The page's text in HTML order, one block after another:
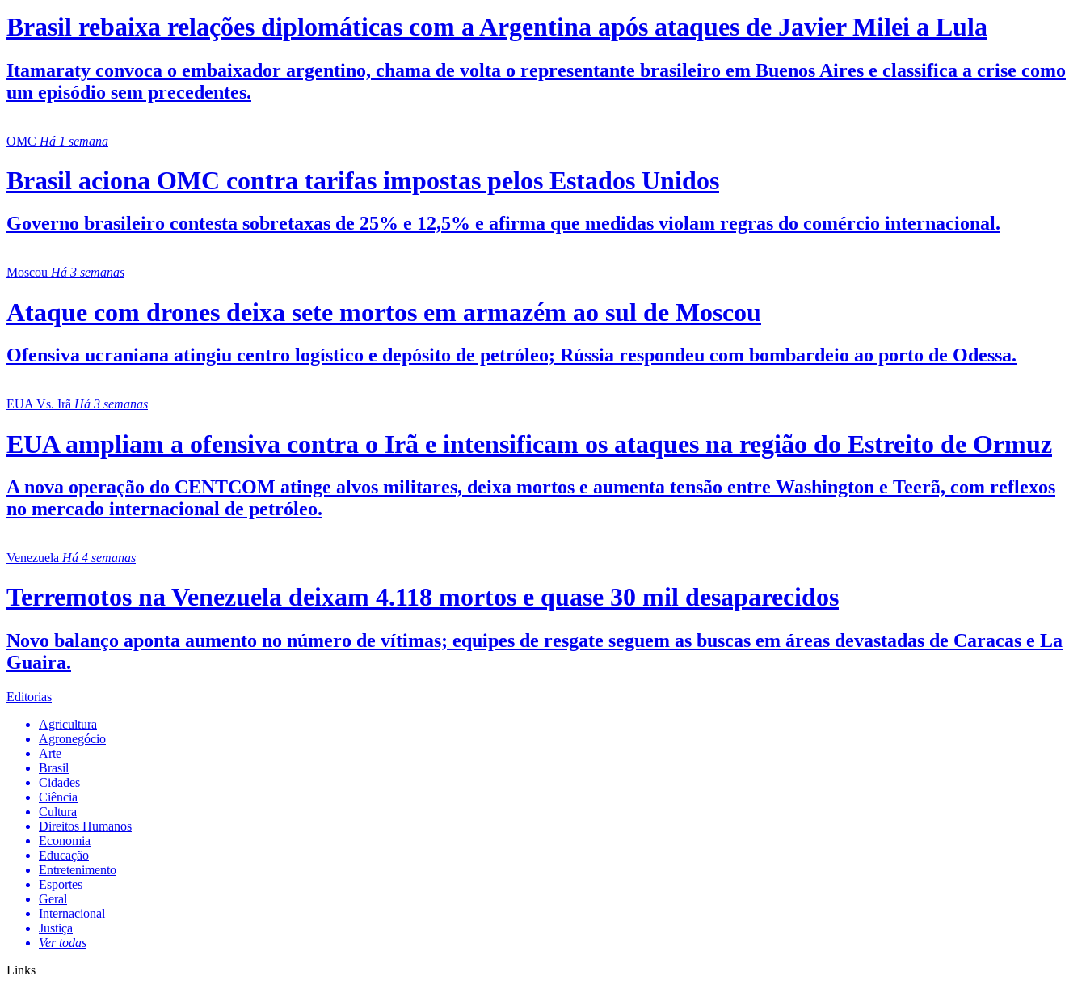
Brasil rebaixa relações diplomáticas com a Argentina após ataques de Javier Milei a Lula
Itamaraty convoca o embaixador argentino, chama de volta o representante brasileiro em Buenos Aires e classifica a crise como
um episódio sem precedentes.
OMC Há 1 semana
Brasil aciona OMC contra tarifas impostas pelos Estados Unidos
Governo brasileiro contesta sobretaxas de 25% e 12,5% e afirma que medidas violam regras do comércio internacional.
Moscou Há 3 semanas
Ataque com drones deixa sete mortos em armazém ao sul de Moscou
Ofensiva ucraniana atingiu centro logístico e depósito de petróleo; Rússia respondeu com bombardeio ao porto de Odessa.
EUA Vs. Irã Há 3 semanas
EUA ampliam a ofensiva contra o Irã e intensificam os ataques na região do Estreito de Ormuz
A nova operação do CENTCOM atinge alvos militares, deixa mortos e aumenta tensão entre Washington e Teerã, com reflexos
no mercado internacional de petróleo.
Venezuela Há 4 semanas
Terremotos na Venezuela deixam 4.118 mortos e quase 30 mil desaparecidos
Novo balanço aponta aumento no número de vítimas; equipes de resgate seguem as buscas em áreas devastadas de Caracas e La
Guaira.
Editorias
Agricultura
Agronegócio
Arte
Brasil
Cidades
Ciência
Cultura
Direitos Humanos
Economia
Educação
Entretenimento
Esportes
Geral
Internacional
Justiça
Ver todas
Links